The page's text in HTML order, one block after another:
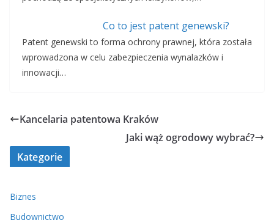
Co to jest patent genewski?
Patent genewski to forma ochrony prawnej, która została
wprowadzona w celu zabezpieczenia wynalazków i
innowacji…
Kancelaria patentowa Kraków
Jaki wąż ogrodowy wybrać?
Kategorie
Biznes
Budownictwo